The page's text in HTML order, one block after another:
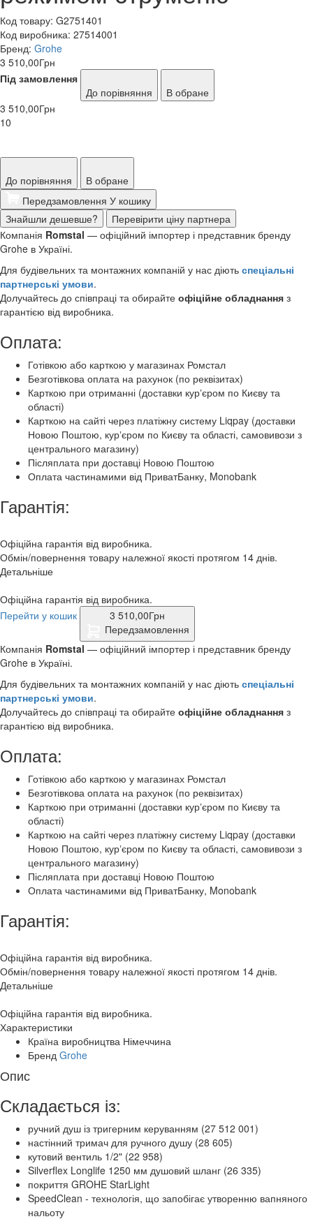
Код товару: G2751401
Код виробника: 27514001
Бренд: Grohe
3 510,00Грн
Під замовлення
До порівняння
В обране
3 510,00Грн
10
До порівняння
В обране
Передзамовлення У кошику
Знайшли дешевше?
Перевірити ціну партнера
Компанія Romstal — офіційний імпортер і представник бренду
Grohe в Україні.
Для будівельних та монтажних компаній у нас діють спеціальні
партнерські умови.
Долучайтесь до співпраці та обирайте офіційне обладнання з
гарантією від виробника.
Оплата:
Готівкою або карткою у магазинах Ромстал
Безготівкова оплата на рахунок (по реквізитах)
Карткою при отриманні (доставки курʼєром по Києву та
області)
Карткою на сайті через платіжну систему Liqpay (доставки
Новою Поштою, курʼєром по Києву та області, самовивози з
центрального магазину)
Післяплата при доставці Новою Поштою
Оплата частинамими від ПриватБанку, Monobank
Гарантія:
Офіційна гарантія від виробника.
Обмін/повернення товару належної якості протягом 14 днів.
Детальніше
Офіційна гарантія від виробника.
Перейти у кошик
3 510,00Грн
Передзамовлення
Компанія Romstal — офіційний імпортер і представник бренду
Grohe в Україні.
Для будівельних та монтажних компаній у нас діють спеціальні
партнерські умови.
Долучайтесь до співпраці та обирайте офіційне обладнання з
гарантією від виробника.
Оплата:
Готівкою або карткою у магазинах Ромстал
Безготівкова оплата на рахунок (по реквізитах)
Карткою при отриманні (доставки курʼєром по Києву та
області)
Карткою на сайті через платіжну систему Liqpay (доставки
Новою Поштою, курʼєром по Києву та області, самовивози з
центрального магазину)
Післяплата при доставці Новою Поштою
Оплата частинамими від ПриватБанку, Monobank
Гарантія:
Офіційна гарантія від виробника.
Обмін/повернення товару належної якості протягом 14 днів.
Детальніше
Офіційна гарантія від виробника.
Характеристики
Країна виробництва Німеччина
Бренд Grohe
Опис
Складається із:
ручний душ із тригерним керуванням (27 512 001)
настінний тримач для ручного душу (28 605)
кутовий вентиль 1/2" (22 958)
Silverflex Longlife 1250 мм душовий шланг (26 335)
покриття GROHE StarLight
SpeedClean - технологія, що запобігає утворенню вапняного
нальоту